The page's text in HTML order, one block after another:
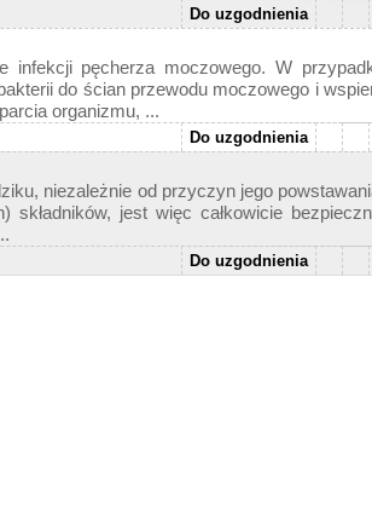
Do uzgodnienia
infekcji pęcherza moczowego. W
do ścian przewodu moczowego i
organizmu, ...
Do uzgodnienia
niezależnie od przyczyn jego
jest więc całkowicie
Do uzgodnienia